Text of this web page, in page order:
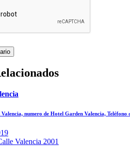
numero de Hotel Garden Valencia,
Valencia 2001